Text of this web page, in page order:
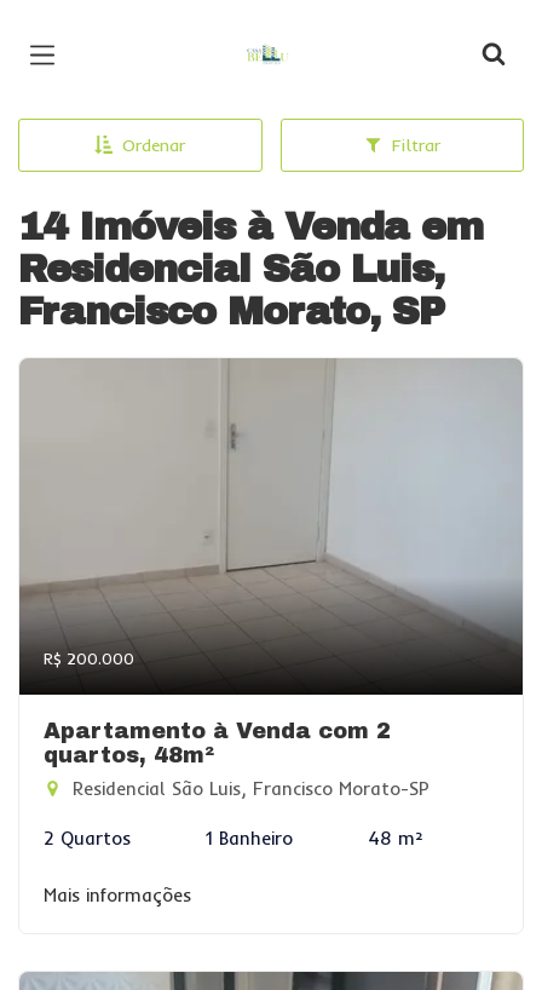
Ordenar Filtrar
14 Imóveis à Venda em
Residencial São Luis,
Francisco Morato, SP
R$ 200.000
Apartamento à Venda com 2
quartos, 48m²
Residencial São Luis, Francisco Morato-SP
2 Quartos 1 Banheiro 48 m²
Mais informações